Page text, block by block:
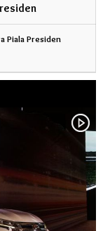
Piala Presiden